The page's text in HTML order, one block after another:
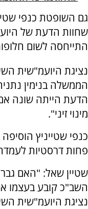
גם השופטת כנפי
שחוות הדעת של
התייחסה לשום
נציגת היועמ"שית
הממשלה בנימין
הדעת הייתה שונה
מינוי זיני".
כנפי שטייניץ
פחות דרסטיות
שטיין שאל: "האם
השב"כ קובע בעצמו
נציגת היועמ"שית